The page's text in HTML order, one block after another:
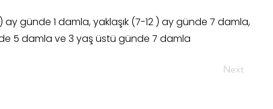
ay günde 1 damla, yaklaşık (7-12 ) ay günde 7 damla,
5 damla ve 3 yaş üstü günde 7 damla
Next